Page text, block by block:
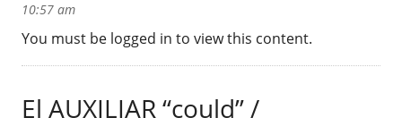
10:57 am
You must be logged in to view this content.
El AUXILIAR “could” /